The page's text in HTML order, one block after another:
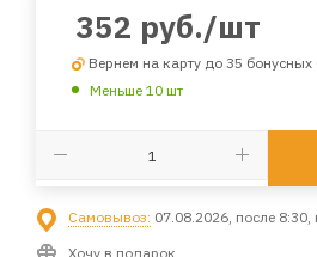
352 руб./шт
Вернем на карту до 35 бонусных
Меньше 10 шт
Самовывоз: 07.08.2026, после 8:30,
Хочу в подарок